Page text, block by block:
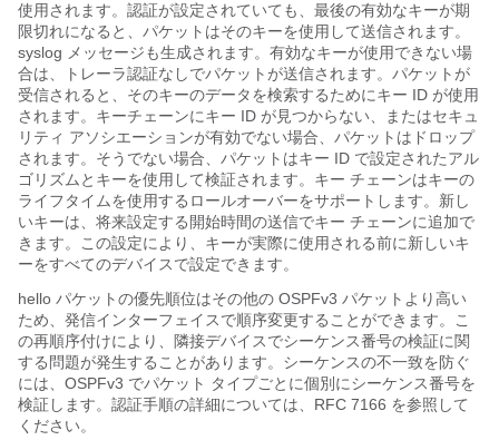
使用されます。認証が設定されていても、最後の有効なキーが期
限切れになると、パケットはそのキーを使用して送信されます。
syslog メッセージも生成されます。有効なキーが使用できない場
合は、トレーラ認証なしでパケットが送信されます。パケットが
受信されると、そのキーのデータを検索するためにキー ID が使用
されます。キーチェーンにキー ID が見つからない、またはセキュ
リティ アソシエーションが有効でない場合、パケットはドロップ
されます。そうでない場合、パケットはキー ID で設定されたアル
ゴリズムとキーを使用して検証されます。キー チェーンはキーの
ライフタイムを使用するロールオーバーをサポートします。新し
いキーは、将来設定する開始時間の送信でキー チェーンに追加で
きます。この設定により、キーが実際に使用される前に新しいキ
ーをすべてのデバイスで設定できます。
hello パケットの優先順位はその他の OSPFv3 パケットより高い
ため、発信インターフェイスで順序変更することができます。こ
の再順序付けにより、隣接デバイスでシーケンス番号の検証に関
する問題が発生することがあります。シーケンスの不一致を防ぐ
には、OSPFv3 でパケット タイプごとに個別にシーケンス番号を
検証します。認証手順の詳細については、RFC 7166 を参照して
ください。